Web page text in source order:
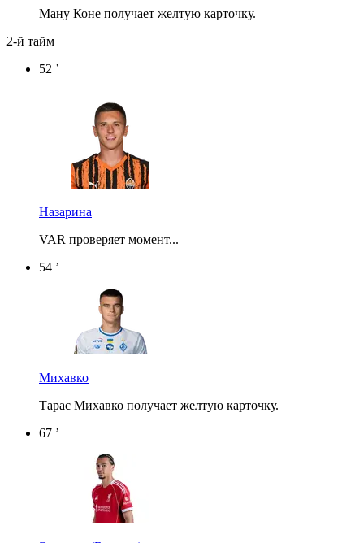
Ману Коне получает желтую карточку.
2-й тайм
52 ’
Назарина
VAR проверяет момент...
54 ’
Михавко
Тарас Михавко получает желтую карточку.
67 ’